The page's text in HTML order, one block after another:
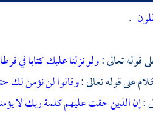
.
قوله تعالى :ولو نزلنا عليك كتابا في
على قوله تعالى :وقالوا لن نؤمن لك
:إن الذين حقت عليهم كلمة ربك لا